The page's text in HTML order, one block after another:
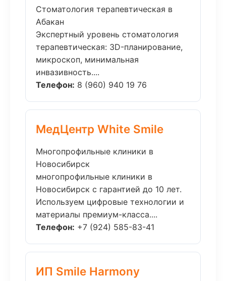
Стоматология терапевтическая в
Абакан
Экспертный уровень стоматология
терапевтическая: 3D-планирование,
микроскоп, минимальная
инвазивность....
Телефон: 8 (960) 940 19 76
МедЦентр White Smile
Многопрофильные клиники в
Новосибирск
многопрофильные клиники в
Новосибирск с гарантией до 10 лет.
Используем цифровые технологии и
материалы премиум-класса....
Телефон: +7 (924) 585-83-41
ИП Smile Harmony